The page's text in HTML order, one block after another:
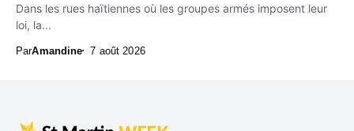
Dans les rues haïtiennes où les groupes armés imposent leur
loi, la...
ParAmandine 7 août 2026